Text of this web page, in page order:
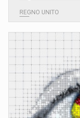
REGNO UNITO